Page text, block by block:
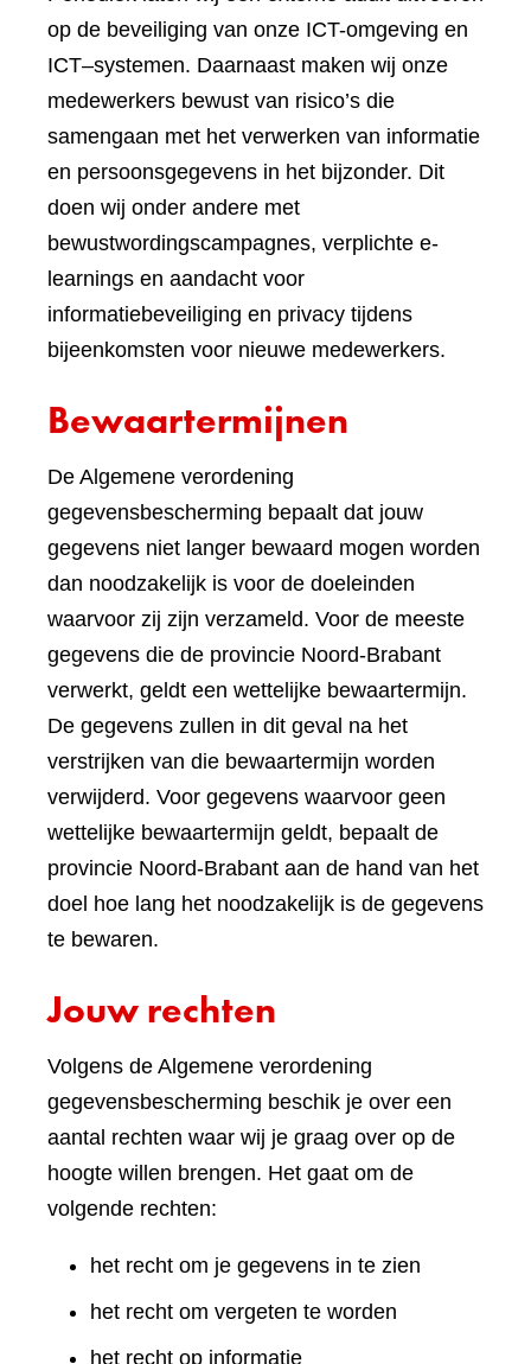
op de beveiliging van onze ICT-omgeving en
ICT–systemen. Daarnaast maken wij onze
medewerkers bewust van risico’s die
samengaan met het verwerken van informatie
en persoonsgegevens in het bijzonder. Dit
doen wij onder andere met
bewustwordingscampagnes, verplichte e-
learnings en aandacht voor
informatiebeveiliging en privacy tijdens
bijeenkomsten voor nieuwe medewerkers.
Bewaartermijnen
De Algemene verordening
gegevensbescherming bepaalt dat jouw
gegevens niet langer bewaard mogen worden
dan noodzakelijk is voor de doeleinden
waarvoor zij zijn verzameld. Voor de meeste
gegevens die de provincie Noord-Brabant
verwerkt, geldt een wettelijke bewaartermijn.
De gegevens zullen in dit geval na het
verstrijken van die bewaartermijn worden
verwijderd. Voor gegevens waarvoor geen
wettelijke bewaartermijn geldt, bepaalt de
provincie Noord-Brabant aan de hand van het
doel hoe lang het noodzakelijk is de gegevens
te bewaren.
Jouw rechten
Volgens de Algemene verordening
gegevensbescherming beschik je over een
aantal rechten waar wij je graag over op de
hoogte willen brengen. Het gaat om de
volgende rechten:
het recht om je gegevens in te zien
het recht om vergeten te worden
het recht op informatie